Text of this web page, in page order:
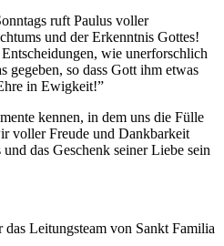
ruft Paulus voller
und der Erkenntnis Gottes!
wie unerforschlich
gegeben, so dass Gott ihm etwas
in Ewigkeit!”
kennen, in dem uns die Fülle
voller Freude und Dankbarkeit
das Geschenk seiner Liebe sein
das Leitungsteam von Sankt Familia